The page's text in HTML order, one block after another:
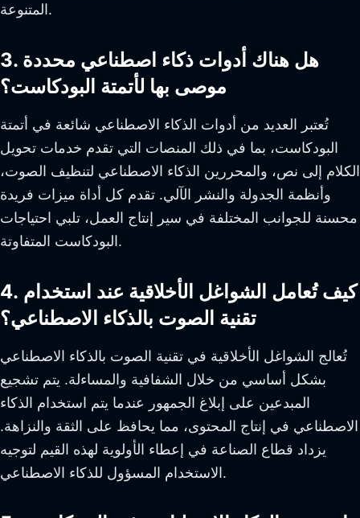
المتنوعة.
3. هل هناك أدوات ذكاء اصطناعي محددة
موصى بها لأتمتة البودكاست؟
تُعتبر العديد من أدوات الذكاء الاصطناعي شائعة في أتمتة
البودكاست، بما في ذلك المنصات التي تقدم خدمات تحويل
الكلام إلى نص، والمحررين الذكاء الاصطناعي لتنظيف الصوت،
وأنظمة الجدولة والنشر الآلي. تقدم كل أداة ميزات فريدة
محسنة للجوانب المختلفة في سير إنتاج العمل، تلبي احتياجات
البودكاست المتفاوتة.
4. كيف تُعامل الشواغل الأخلاقية عند استخدام
تقنية الصوت بالذكاء الاصطناعي؟
تُعالج الشواغل الأخلاقية في تقنية الصوت بالذكاء الاصطناعي
بشكل أساسي من خلال الشفافية والمساءلة. يتم تشجيع
المبدعين على إبلاغ الجمهور عندما يتم استخدام الذكاء
الاصطناعي في إنتاج المحتوى، مما يحافظ على الثقة والنزاهة.
يزداد قطاع الصناعة في إعطاء الأولوية لهذه القيم لتوجيه
الاستخدام المسؤول للذكاء الاصطناعي.